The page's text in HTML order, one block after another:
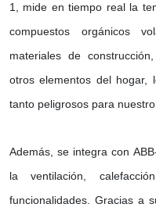
1, mide en tiempo real la
compuestos orgánicos
materiales de
otros elementos del hogar,
tanto peligrosos para
Además, se integra con
la ventilación,
funcionalidades. Gracias a